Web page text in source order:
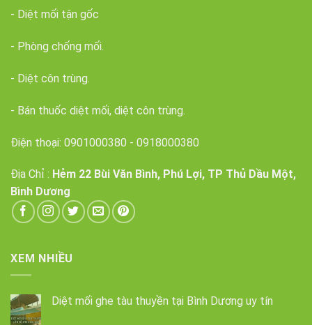
- Diệt mối tận gốc
- Phòng chống mối.
- Diệt côn trùng.
- Bán thuốc diệt mối, diệt côn trùng.
Điện thoại: 0901000380 - 0918000380
Địa Chỉ : Hẻm 22 Bùi Văn Bình, Phú Lợi, TP Thủ Dầu Một,
Bình Dương
XEM NHIỀU
Diệt mối ghe tàu thuyền tại Bình Dương uy tín